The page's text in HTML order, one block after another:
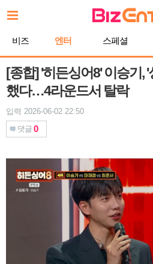
문
기
비즈 엔터 스페셜
[종합] '히든싱어8' 이승기, '
했다…4라운드서 탈락
입력 2026-06-02 22:50
댓글 0